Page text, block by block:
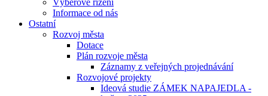
Výběrové řízení
Informace od nás
Ostatní
Rozvoj města
Dotace
Plán rozvoje města
Záznamy z veřejných projednávání
Rozvojové projekty
Ideová studie ZÁMEK NAPAJEDLA -